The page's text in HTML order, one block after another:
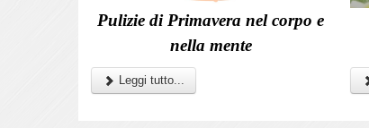
Pulizie di Primavera nel corpo e
nella mente
Leggi tutto...